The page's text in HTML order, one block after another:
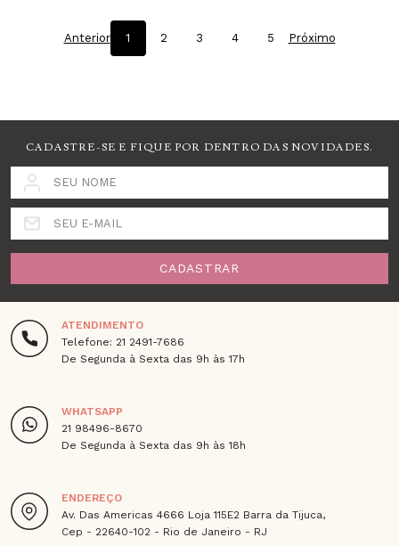
Anterior 1 2 3 4 5 Próximo
CADASTRE-SE E FIQUE POR DENTRO DAS NOVIDADES.
SEU NOME
SEU E-MAIL
CADASTRAR
ATENDIMENTO
Telefone: 21 2491-7686
De Segunda à Sexta das 9h às 17h
WHATSAPP
21 98496-8670
De Segunda à Sexta das 9h às 18h
ENDEREÇO
Av. Das Americas 4666 Loja 115E2 Barra da Tijuca,
Cep - 22640-102 - Rio de Janeiro - RJ